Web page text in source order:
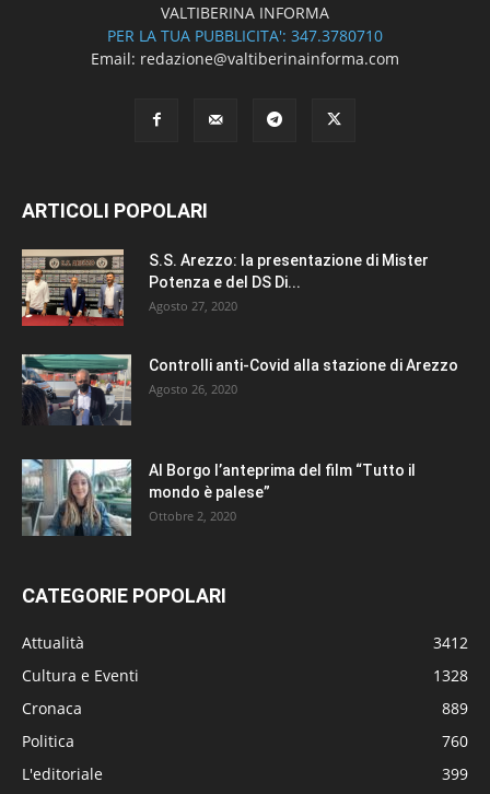
VALTIBERINA INFORMA
PER LA TUA PUBBLICITA': 347.3780710
Email: redazione@valtiberinainforma.com
ARTICOLI POPOLARI
S.S. Arezzo: la presentazione di Mister
Potenza e del DS Di...
Agosto 27, 2020
Controlli anti-Covid alla stazione di Arezzo
Agosto 26, 2020
Al Borgo l’anteprima del film “Tutto il
mondo è palese”
Ottobre 2, 2020
CATEGORIE POPOLARI
Attualità
3412
Cultura e Eventi
1328
Cronaca
889
Politica
760
L'editoriale
399